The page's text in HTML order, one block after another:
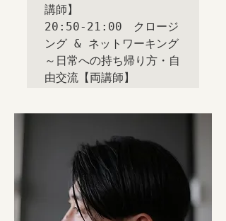
講師】
20:50-21:00　クロージ
ング & ネットワーキング
～日常への持ち帰り方・自
由交流【両講師】